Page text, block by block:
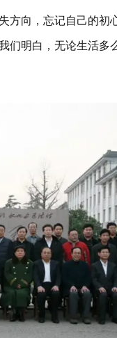
方向，忘记自己的初
们明白，无论生活多